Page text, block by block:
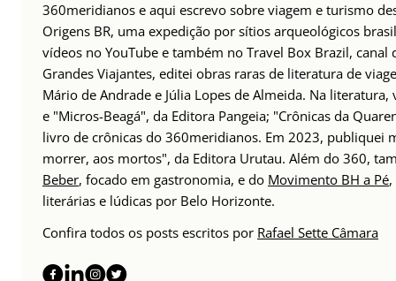
360meridianos e aqui escrevo sobre viagem e turismo
Origens BR, uma expedição por sítios arqueológicos
vídeos no YouTube e também no Travel Box Brazil,
Grandes Viajantes, editei obras raras de literatura de
Mário de Andrade e Júlia Lopes de Almeida. Na
e "Micros-Beagá", da Editora Pangeia; "Crônicas da
livro de crônicas do 360meridianos. Em 2023, publiquei
morrer, aos mortos", da Editora Urutau. Além do 360,
Beber, focado em gastronomia, e do Movimento BH a Pé
literárias e lúdicas por Belo Horizonte.
Confira todos os posts escritos por Rafael Sette Câmara